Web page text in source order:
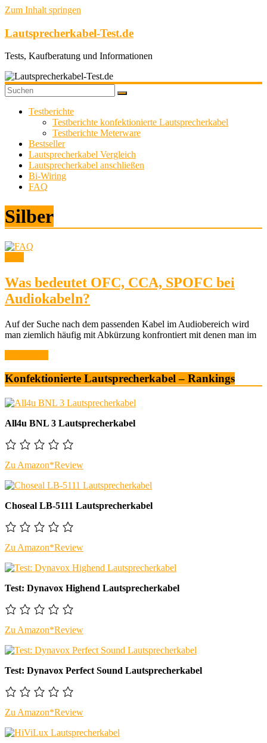
Zum Inhalt springen
Lautsprecherkabel-Test.de
Tests, Kaufberatung und Informationen
Testberichte
Testberichte konfektionierte Lautsprecherkabel
Testberichte Meterware
Bestseller
Lautsprecherkabel Vergleich
Lautsprecherkabel anschließen
Bi-Wiring
FAQ
Silber
Was bedeutet OFC, CCA, SPOFC bei
Audiokabeln?
Auf der Suche nach dem passenden Kabel im Audiobereich wird
man ziemlich häufig mit Abkürzung konfrontiert mit denen man im
Konfektionierte Lautsprecherkabel – Rankings
All4u BNL 3 Lautsprecherkabel
Zu Amazon*Review
Choseal LB-5111 Lautsprecherkabel
Zu Amazon*Review
Test: Dynavox Highend Lautsprecherkabel
Zu Amazon*Review
Test: Dynavox Perfect Sound Lautsprecherkabel
Zu Amazon*Review